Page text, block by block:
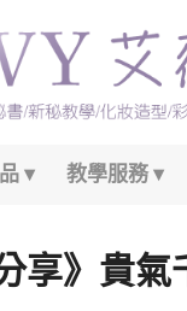
教學服務
享》貴